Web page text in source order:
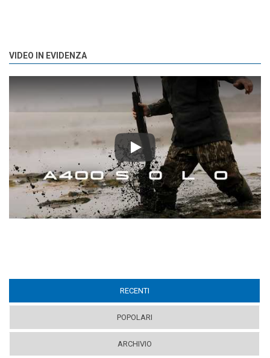
VIDEO IN EVIDENZA
Play
RECENTI
POPOLARI
ARCHIVIO